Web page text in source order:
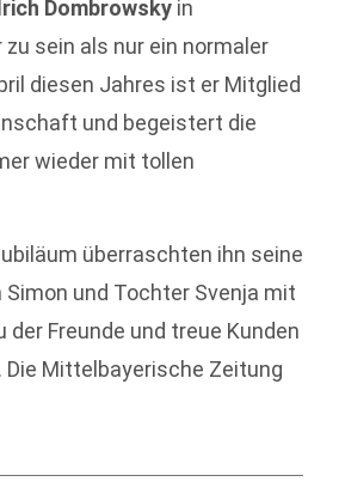
Dombrowsky in
zu sein als nur ein normaler
diesen Jahres ist er Mitglied
und begeistert die
wieder mit tollen
überraschten ihn seine
Simon und Tochter Svenja mit
der Freunde und treue Kunden
Die Mittelbayerische Zeitung